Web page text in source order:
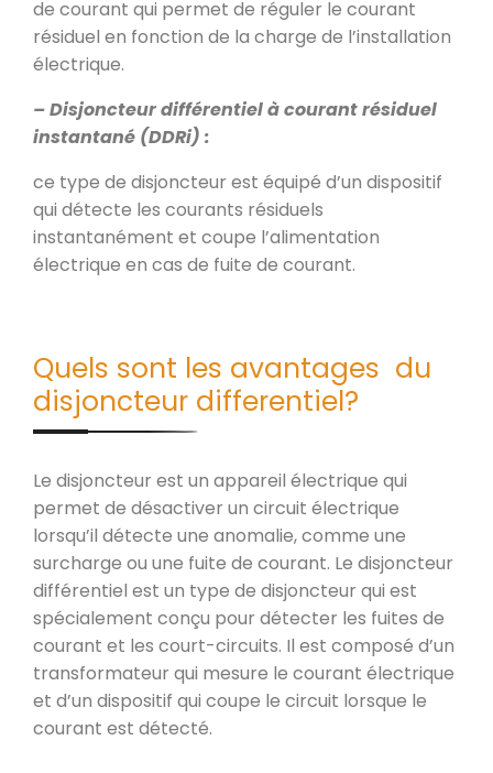
de courant qui permet de réguler le courant
résiduel en fonction de la charge de l’installation
électrique.
– Disjoncteur différentiel à courant résiduel
instantané (DDRi) :
ce type de disjoncteur est équipé d’un dispositif
qui détecte les courants résiduels
instantanément et coupe l’alimentation
électrique en cas de fuite de courant.
Quels sont les avantages du
disjoncteur differentiel?
Le disjoncteur est un appareil électrique qui
permet de désactiver un circuit électrique
lorsqu’il détecte une anomalie, comme une
surcharge ou une fuite de courant. Le disjoncteur
différentiel est un type de disjoncteur qui est
spécialement conçu pour détecter les fuites de
courant et les court-circuits. Il est composé d’un
transformateur qui mesure le courant électrique
et d’un dispositif qui coupe le circuit lorsque le
courant est détecté.